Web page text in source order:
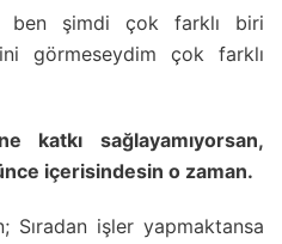
ben şimdi çok farklı biri
görmeseydim çok farklı
katkı sağlayamıyorsan,
içerisindesin o zaman.
Sıradan işler yapmaktansa